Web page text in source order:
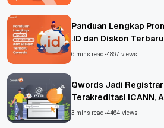
Panduan Lengkap
.ID dan Diskon
6 mins read•4867 views
Qwords Jadi Registrar
Terakreditasi ICANN,
Untungnya?
3 mins read•4464 views